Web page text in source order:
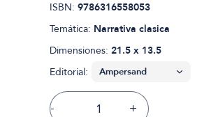
ISBN: 9786316558053
Temática: Narrativa clasica
Dimensiones: 21.5 x 13.5
Editorial:
- +